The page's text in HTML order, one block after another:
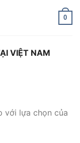
0
VIỆT NAM
với lựa chọn của